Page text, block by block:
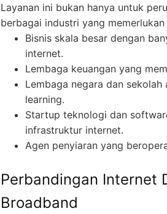
Layanan ini bukan hanya untuk
berbagai industri yang
Bisnis skala besar dengan
internet.
Lembaga keuangan yang
Lembaga negara dan
learning.
Startup teknologi dan
infrastruktur internet.
Agen penyiaran yang
Perbandingan Internet
Broadband